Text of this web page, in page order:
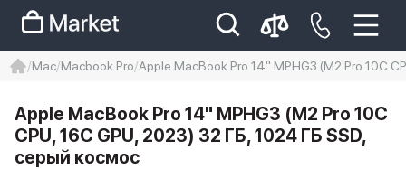
Iphone 14 pro max
айфон 14
Mac Macbook Pro Apple MacBook Pro 14" MPHG3 (M2 Pro 10C
Apple MacBook Pro 14" MPHG3 (M2 Pro 10C
CPU, 16C GPU, 2023) 32 ГБ, 1024 ГБ SSD,
серый космос